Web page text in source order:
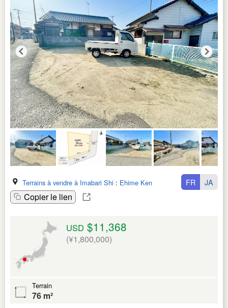
Terrains à vendre à Imabari Shi : Ehime Ken
Copier le lien
FR JA
USD $11,368
(¥1,800,000)
Terrain
76 m²